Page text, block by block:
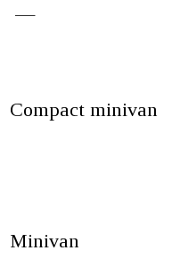
—
Compact minivan
Minivan